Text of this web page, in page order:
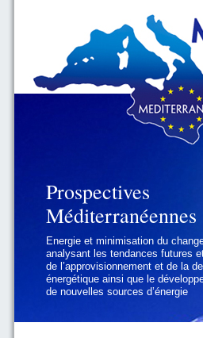
Prospectives
Méditerranéennes
Energie et minimisation du
analysant les tendances futures
de l’approvisionnement et de la
énergétique ainsi que le
de nouvelles sources d’énergie
Prospectives
Méditerranéennes
Géopolitique et gouvernance, se
défis politiques régionaux et
auxquels les pays méditerranéens
doivent faire face